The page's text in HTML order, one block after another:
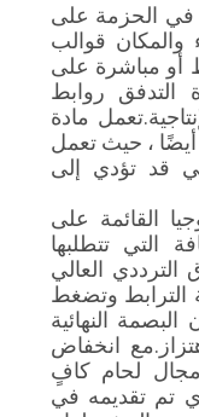
في الحزمة على
والمكان قوالب
مباشرة على
التدفق روابط
مادة
أيضًا ، حيث تعمل
قد تؤدي إلى
القائمة على
التي تتطلبها
العالي
الترابط وتضغط
النهائية
انخفاض
لحام كافٍ
تم تقديمه في